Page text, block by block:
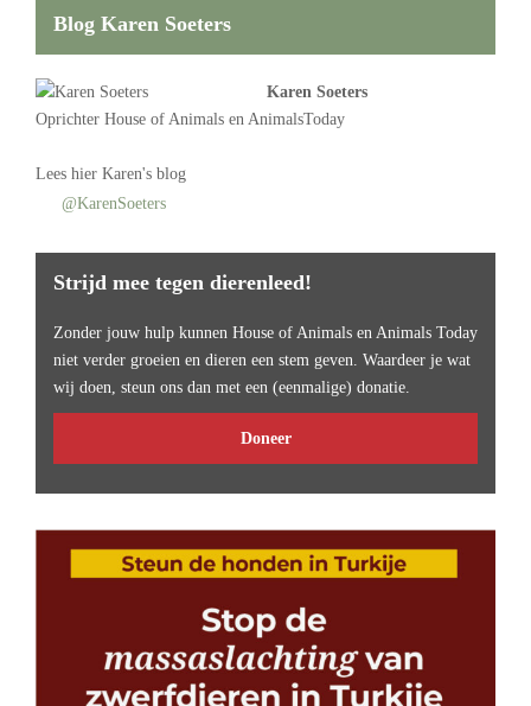
Blog Karen Soeters
Karen Soeters
Oprichter House of Animals en AnimalsToday
Lees hier Karen's blog
@KarenSoeters
Strijd mee tegen dierenleed!
Zonder jouw hulp kunnen House of Animals en Animals Today
niet verder groeien en dieren een stem geven. Waardeer je wat
wij doen, steun ons dan met een (eenmalige) donatie.
Doneer